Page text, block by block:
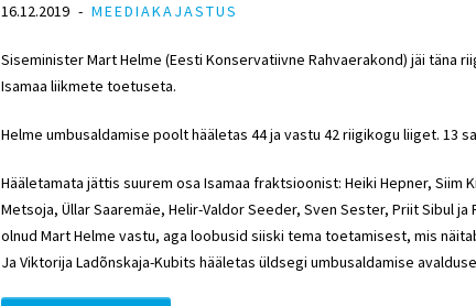
16.12.2019 MEEDIAKAJASTUS
Siseminister Mart Helme (Eesti Konservatiivne Rahvaerakond) jäi täna
Isamaa liikmete toetuseta.
Helme umbusaldamise poolt hääletas 44 ja vastu 42 riigikogu liiget. 13
Hääletamata jättis suurem osa Isamaa fraktsioonist: Heiki Hepner, Siim
Metsoja, Üllar Saaremäe, Helir-Valdor Seeder, Sven Sester, Priit Sibul ja
olnud Mart Helme vastu, aga loobusid siiski tema toetamisest, mis
Ja Viktorija Ladõnskaja-Kubits hääletas üldsegi umbusaldamise